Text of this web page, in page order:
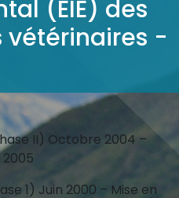
(EIE) des
-
II) Octobre 2004 –
1) Juin 2000 – Mise en